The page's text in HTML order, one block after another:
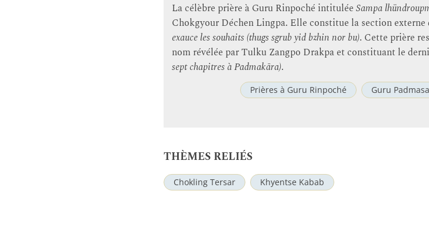
La célèbre prière à Guru Rinpoché intitulée Sampa
Chokgyour Déchen Lingpa. Elle constitue la section externe
exauce les souhaits (thugs sgrub yid bzhin nor bu). Cette prière
nom révélée par Tulku Zangpo Drakpa et constituant le
sept chapitres à Padmakāra).
Prières à Guru Rinpoché Guru
THÈMES RELIÉS
Chokling Tersar Khyentse Kabab